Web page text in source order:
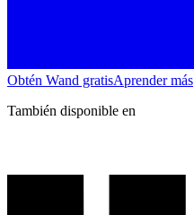
Obtén Wand gratisAprender más
También disponible en